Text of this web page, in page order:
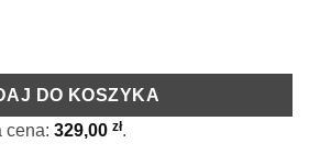
turkus DeLuxe granatowy z
DO KOSZYKA
cena: 329,00 zł.